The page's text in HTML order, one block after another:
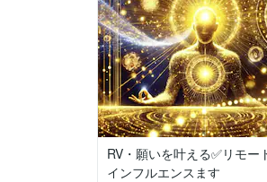
RV・願いを叶える✅リモー
インフルエンスます